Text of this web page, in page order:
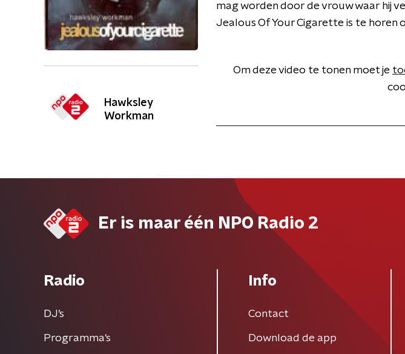
Hawksley
Workman
mag worden door de vrouw waar hij
Jealous Of Your Cigarette is te horen
Om deze video te tonen moet je
Er is maar één NPO Radio 2
Radio
DJ’s
Programma's
Info
Contact
Download de app